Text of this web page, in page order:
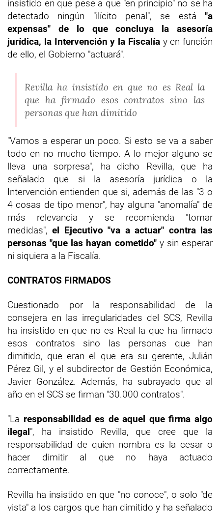
insistido en que pese a que "en principio" no se ha
detectado ningún "ilícito penal", se está "a
expensas" de lo que concluya la asesoría
jurídica, la Intervención y la Fiscalíay en función
de ello, el Gobierno "actuará".
Revilla ha insistido en que no es Real la
que ha firmado esos contratos sino las
personas que han dimitido
"Vamos a esperar un poco. Si esto se va a saber
todo en no mucho tiempo. A lo mejor alguno se
lleva una sorpresa", ha dicho Revilla, que ha
señalado que si la asesoría jurídica o la
Intervención entienden que si, además de las "3 o
4 cosas de tipo menor", hay alguna "anomalía" de
más relevancia y se recomienda "tomar
medidas",el Ejecutivo "va a actuar" contra las
personas "que las hayan cometido"y sin esperar
ni siquiera a la Fiscalía.
CONTRATOS FIRMADOS
Cuestionado por la responsabilidad de la
consejera en las irregularidades del SCS, Revilla
ha insistido en que no es Real la que ha firmado
esos contratos sino las personas que han
dimitido, que eran el que era su gerente, Julián
Pérez Gil, y el subdirector de Gestión Económica,
Javier González. Además, ha subrayado que al
año en el SCS se firman "30.000 contratos".
"La responsabilidad es de aquel que firma algo
ilegal", ha insistido Revilla, que cree que la
responsabilidad de quien nombra es la cesar o
hacer dimitir al que no haya actuado
correctamente.
Revilla ha insistido en que "no conoce", o solo "de
vista" a los cargos que han dimitido y ha señalado